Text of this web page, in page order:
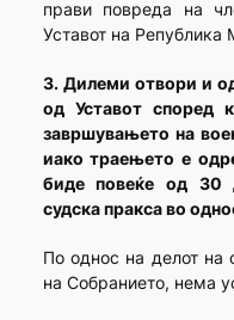
прави повреда на
Уставот на Република
3. Дилеми отвори и
од Уставот според
завршувањето на
иако траењето е
биде повеќе од 30
судска пракса во
По однос на делот на
на Собранието, нема